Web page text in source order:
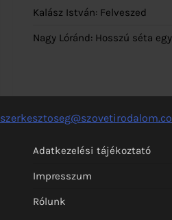
Kalász István: Felveszed
Nagy Lóránd: Hosszú séta
Adatkezelési tájékoztató
Impresszum
Rólunk